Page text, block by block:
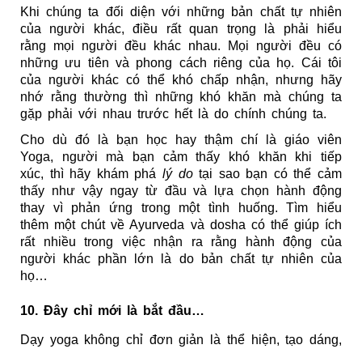
Khi chúng ta đối diện với những bản chất tự nhiên
của người khác, điều rất quan trọng là phải hiểu
rằng mọi người đều khác nhau. Mọi người đều có
những ưu tiên và phong cách riêng của họ. Cái tôi
của người khác có thể khó chấp nhận, nhưng hãy
nhớ rằng thường thì những khó khăn mà chúng ta
gặp phải với nhau trước hết là do chính chúng ta.
Cho dù đó là bạn học hay thậm chí là giáo viên
Yoga, người mà bạn cảm thấy khó khăn khi tiếp
xúc, thì hãy khám phá lý do tại sao bạn có thể cảm
thấy như vậy ngay từ đầu và lựa chọn hành động
thay vì phản ứng trong một tình huống. Tìm hiểu
thêm một chút về Ayurveda và dosha có thể giúp ích
rất nhiều trong việc nhận ra rằng hành động của
người khác phần lớn là do bản chất tự nhiên của
họ…
10. Đây chỉ mới là bắt đầu…
Dạy yoga không chỉ đơn giản là thể hiện, tạo dáng,